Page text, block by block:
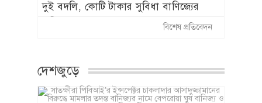
দুই বদলি, কোটি টাকার সুবিধা বাণিজ্যের
বিশেষ প্রতিবেদন
দেশজুড়ে